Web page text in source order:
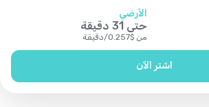
الأرضي
حتى 31 دقيقة
من $
0.257
/دقيقة
اشتر الآن